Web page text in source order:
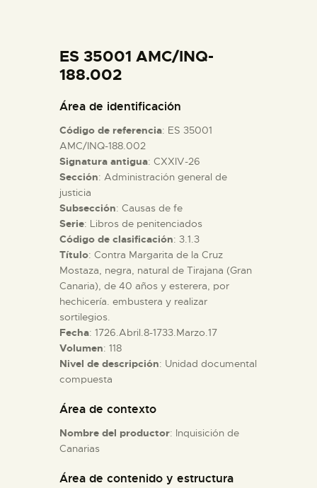
COLECCIONES
ESPAÑOL
PREPARAR LA VISITA
ACTIVIDADES
█
EL MUSEO
COLECCIONES
ESPAÑOL
ES 35001 AMC/INQ-
188.002
Área de identificación
Código de referencia: ES 35001
AMC/INQ-188.002
Signatura antigua: CXXIV-26
Sección: Administración general de
justicia
Subsección: Causas de fe
Serie: Libros de penitenciados
Código de clasificación: 3.1.3
Título: Contra Margarita de la Cruz
Mostaza, negra, natural de Tirajana (Gran
Canaria), de 40 años y esterera, por
hechicería. embustera y realizar
sortilegios.
Fecha: 1726.Abril.8-1733.Marzo.17
Volumen: 118
Nivel de descripción: Unidad documental
compuesta
Área de contexto
Nombre del productor: Inquisición de
Canarias
Área de contenido y estructura